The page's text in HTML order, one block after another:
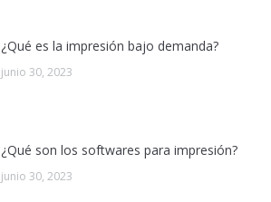
¿Qué es la impresión bajo demanda?
junio 30, 2023
¿Qué son los softwares para impresión?
junio 30, 2023